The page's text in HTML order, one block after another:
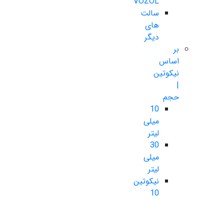
سالت
های
دیگر
بر
اساس
نیکوتین
|
حجم
10
میلی
لیتر
30
میلی
لیتر
نیکوتین
10